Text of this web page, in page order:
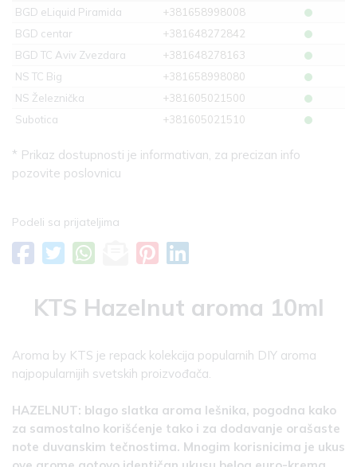
BGD eLiquid Piramida
+381658998008
BGD centar
+381648272842
BGD TC Aviv Zvezdara
+381648278163
NS TC Big
+381658998080
NS Železnička
+381605021500
Subotica
+381605021510
* Prikaz dostupnosti je informativan, za precizan info
pozovite poslovnicu
Podeli sa prijateljima
KTS Hazelnut aroma 10ml
Aroma by KTS je repack kolekcija popularnih DIY aroma
najpopularnijih svetskih proizvođača.
HAZELNUT: blago slatka aroma lešnika, pogodna kako
za samostalno korišćenje tako i za dodavanje orašaste
note duvanskim tečnostima. Mnogim korisnicima je ukus